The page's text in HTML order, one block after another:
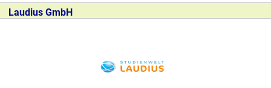
Laudius GmbH